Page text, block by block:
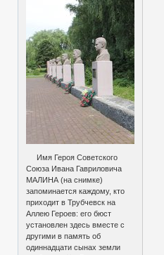
Имя Героя Советского
Союза Ивана Гавриловича
МАЛИНА (на снимке)
запоминается каждому, кто
приходит в Трубчевск на
Аллею Героев: его бюст
установлен здесь вместе с
другими в память об
одиннадцати сынах земли